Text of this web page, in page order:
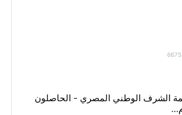
الشرف الوطني المصري - الحاصلون